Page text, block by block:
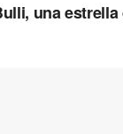
una estrella